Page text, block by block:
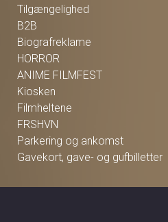
Tilgængelighed
B2B
Biografreklame
HORROR
ANIME FILMFEST
Kiosken
Filmheltene
FRSHVN
Parkering og ankomst
Gavekort, gave- og gufbilletter